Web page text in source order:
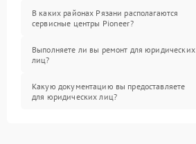
В каких районах Рязани располагаются
сервисные центры Pioneer?
Выполняете ли вы ремонт для юридических
лиц?
Какую документацию вы предоставляете
для юридических лиц?